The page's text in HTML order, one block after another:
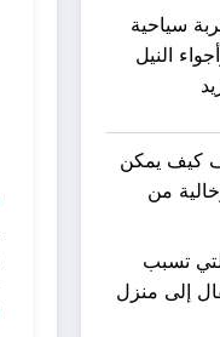
سياحية
النيل
مصر
السياحية
السياحة
في
كيف يمكن
من
تسبب
إلى منزل